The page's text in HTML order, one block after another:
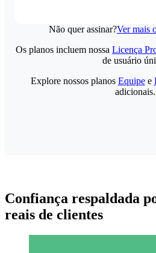
Não quer assinar?Ver mais
Os planos incluem nossa Licença
de usuário
Explore nossos planos Equipee
adicionais.
Confiança respaldada
reais de clientes